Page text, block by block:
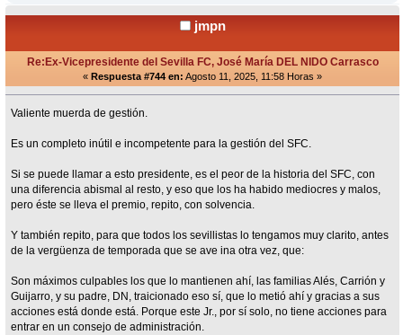
jmpn
Re:Ex-Vicepresidente del Sevilla FC, José María DEL NIDO Carrasco
« Respuesta #744 en: Agosto 11, 2025, 11:58 Horas »
Valiente muerda de gestión.
Es un completo inútil e incompetente para la gestión del SFC.
Si se puede llamar a esto presidente, es el peor de la historia del SFC, con
una diferencia abismal al resto, y eso que los ha habido mediocres y malos,
pero éste se lleva el premio, repito, con solvencia.
Y también repito, para que todos los sevillistas lo tengamos muy clarito, antes
de la vergüenza de temporada que se ave ina otra vez, que:
Son máximos culpables los que lo mantienen ahí, las familias Alés, Carrión y
Guijarro, y su padre, DN, traicionado eso sí, que lo metió ahí y gracias a sus
acciones está donde está. Porque este Jr., por sí solo, no tiene acciones para
entrar en un consejo de administración.